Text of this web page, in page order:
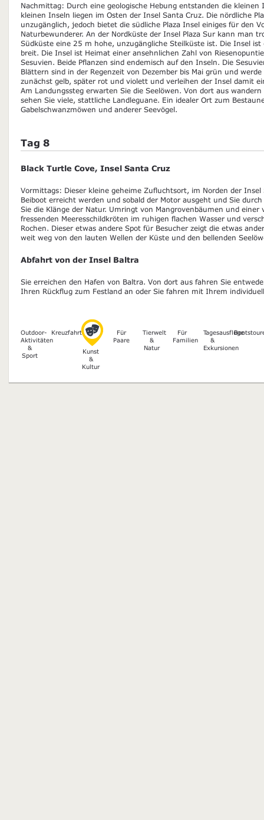
Nachmittag: Durch eine geologische Hebung entstanden die kleinen
kleinen Inseln liegen im Osten der Insel Santa Cruz. Die nördliche
unzugänglich, jedoch bietet die südliche Plaza Insel einiges für den
Naturbewunderer. An der Nordküste der Insel Plaza Sur kann man
Südküste eine 25 m hohe, unzugängliche Steilküste ist. Die Insel
breit. Die Insel ist Heimat einer ansehnlichen Zahl von
Sesuvien. Beide Pflanzen sind endemisch auf den Inseln. Die
Blättern sind in der Regenzeit von Dezember bis Mai grün und
zunächst gelb, später rot und violett und verleihen der Insel damit
Am Landungssteg erwarten Sie die Seelöwen. Von dort aus
sehen Sie viele, stattliche Landleguane. Ein idealer Ort zum
Gabelschwanzmöwen und anderer Seevögel.
Tag 8
Black Turtle Cove, Insel Santa Cruz
Vormittags: Dieser kleine geheime Zufluchtsort, im Norden der
Beiboot erreicht werden und sobald der Motor ausgeht und Sie
Sie die Klänge der Natur. Umringt von Mangrovenbäumen und einer
fressenden Meeresschildkröten im ruhigen flachen Wasser und
Rochen. Dieser etwas andere Spot für Besucher zeigt die etwas
weit weg von den lauten Wellen der Küste und den bellenden
Abfahrt von der Insel Baltra
Sie erreichen den Hafen von Baltra. Von dort aus fahren Sie
Ihren Rückflug zum Festland an oder Sie fahren mit Ihrem
Outdoor-
Aktivitäten
&
Sport
Kreuzfahrten
Kunst
&
Kultur
Für
Paare
Tierwelt
&
Natur
Für
Familien
Tagesausflüge
&
Exkursionen